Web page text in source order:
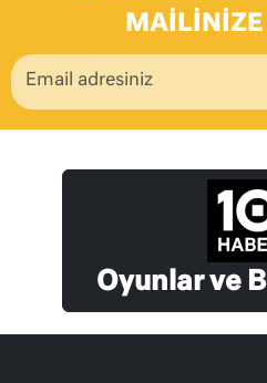
MAILINIZE
Oyunlar ve